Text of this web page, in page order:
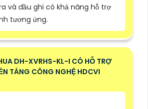
và đầu ghi có khả năng hỗ trợ
tương ứng.
DH-XVRHS-KL-I CÓ HỖ TRỢ
TẢNG CÔNG NGHỆ HDCVI